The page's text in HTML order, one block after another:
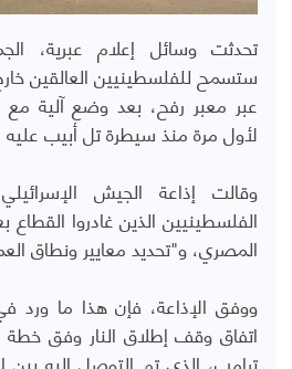
تحدثت وسائل إعلام عبرية،
ستسمح للفلسطينيين العالقين
عبر معبر رفح، بعد وضع آلية
لأول مرة منذ سيطرة تل أبيب عليه في
وقالت إذاعة الجيش
الفلسطينيين الذين غادروا
المصري، و"تحديد معايير ونطاق
ووفق الإذاعة، فإن هذا ما ورد
اتفاق وقف إطلاق النار وفق خطة
ترامب، الذي تم التوصل إليه